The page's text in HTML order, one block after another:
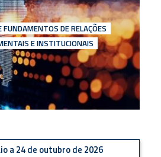
FUNDAMENTOS DE RELAÇÕES
E INSTITUCIONAIS
a 24 de outubro de 2026